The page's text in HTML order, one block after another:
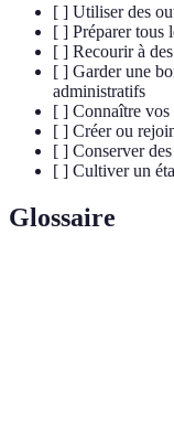
[ ] Utiliser des
[ ] Préparer tous
[ ] Recourir à
[ ] Garder une
administratifs
[ ] Connaître vos
[ ] Créer ou
[ ] Conserver
[ ] Cultiver un
Glossaire